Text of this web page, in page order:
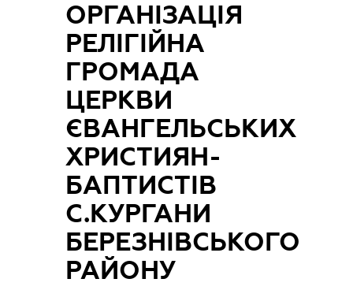
ОРГАНІЗАЦІЯ
РЕЛІГІЙНА
ГРОМАДА
ЦЕРКВИ
ЄВАНГЕЛЬСЬКИХ
ХРИСТИЯН-
БАПТИСТІВ
С.КУРГАНИ
БЕРЕЗНІВСЬКОГО
РАЙОНУ